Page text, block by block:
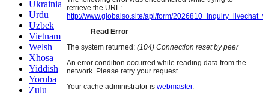
Ukrainian
Urdu
Uzbek
Vietnamese
Welsh
Xhosa
Yiddish
Yoruba
Zulu